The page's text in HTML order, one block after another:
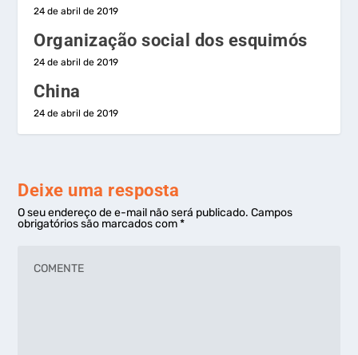
24 de abril de 2019
Organização social dos esquimós
24 de abril de 2019
China
24 de abril de 2019
Deixe uma resposta
O seu endereço de e-mail não será publicado. Campos
obrigatórios são marcados com*